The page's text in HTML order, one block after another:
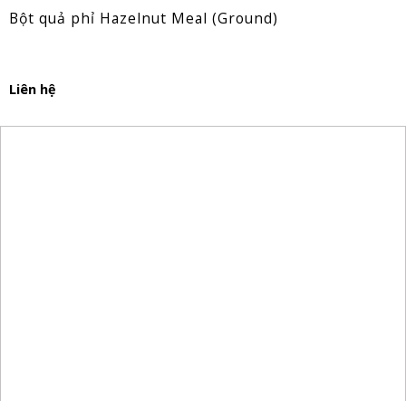
Bột quả phỉ Hazelnut Meal (Ground)
Liên hệ